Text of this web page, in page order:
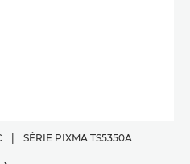
| SÉRIE PIXMA TS5350A